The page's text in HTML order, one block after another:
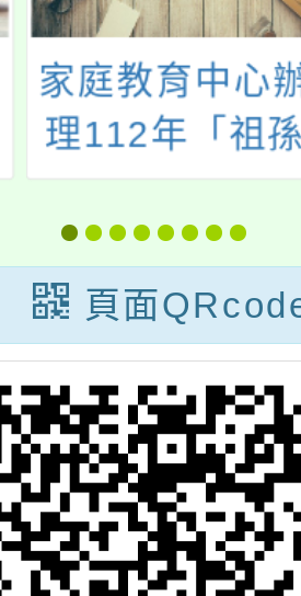
中心辦
「祖孫
創意照
動海報
歡迎參
照。
《永
園女
3/4（
至
區延
登場
動、
精美
請市
頁面